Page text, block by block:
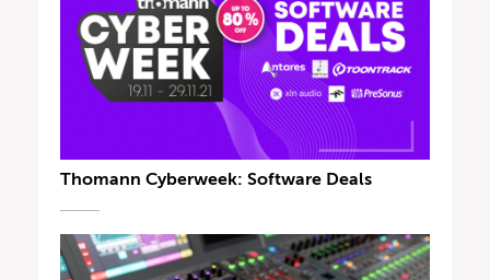
Thomann Cyberweek: Software Deals